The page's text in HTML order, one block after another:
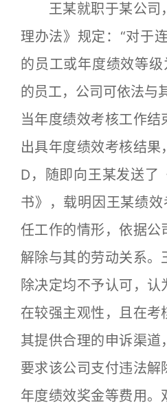
王某就职于某公司
理办法》规定：“对于
的员工或年度绩效等级
的员工，公司可依法与
当年度绩效考核工作结
出具年度绩效考核结果
D，随即向王某发送了
书》，载明因王某绩
任工作的情形，依据公
解除与其的劳动关系
除决定均不予认可，
在较强主观性，且在考
其提供合理的申诉渠道
要求该公司支付违法解
年度绩效奖金等费用。